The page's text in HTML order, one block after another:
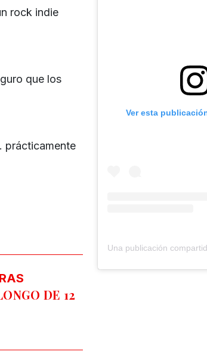
rock indie
que los
prácticamente
DE 12
Ver esta